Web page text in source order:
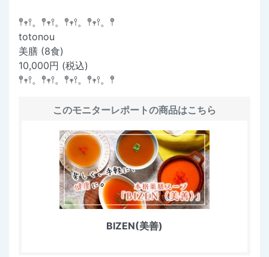
𖤣𖥧𖥣。𖤣𖥧𖥣。𖤣𖥧𖥣。𖤣𖥧𖥣。𖤣
totonou
美膳 (8食)
10,000円 (税込)
𖤣𖥧𖥣。𖤣𖥧𖥣。𖤣𖥧𖥣。𖤣𖥧𖥣。𖤣
このモニターレポートの商品はこちら
BIZEN(美善)